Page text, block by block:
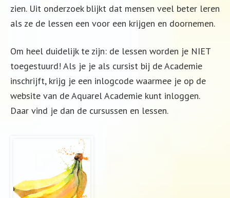
zien. Uit onderzoek blijkt dat mensen veel beter leren
als ze de lessen een voor een krijgen en doornemen.
Om heel duidelijk te zijn: de lessen worden je NIET
toegestuurd! Als je je als cursist bij de Academie
inschrijft, krijg je een inlogcode waarmee je op de
website van de Aquarel Academie kunt inloggen.
Daar vind je dan de cursussen en lessen.